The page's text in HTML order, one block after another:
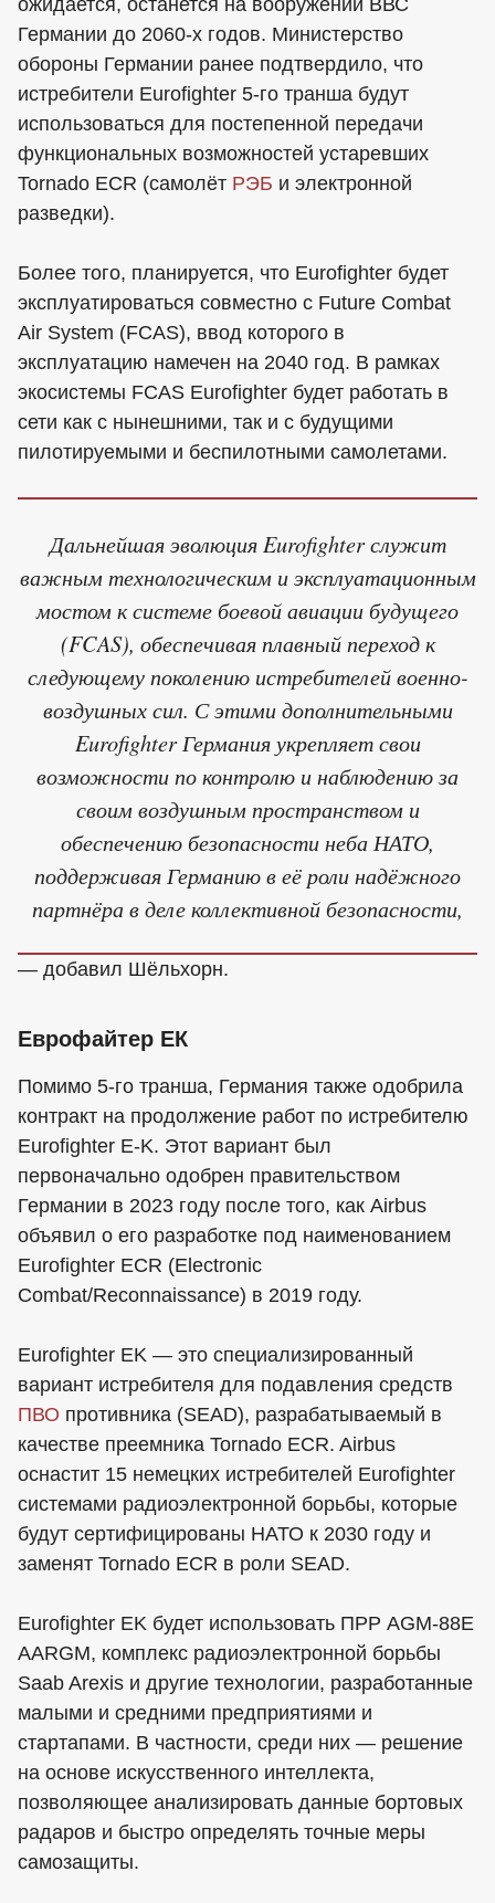
Германии до 2060-х годов. Министерство
обороны Германии ранее подтвердило, что
истребители Eurofighter 5-го транша будут
использоваться для постепенной передачи
функциональных возможностей устаревших
Tornado ECR (самолёт РЭБ и электронной
разведки).
Более того, планируется, что Eurofighter будет
эксплуатироваться совместно с Future Combat
Air System (FCAS), ввод которого в
эксплуатацию намечен на 2040 год. В рамках
экосистемы FCAS Eurofighter будет работать в
сети как с нынешними, так и с будущими
пилотируемыми и беспилотными самолетами.
Дальнейшая эволюция Eurofighter служит
важным технологическим и эксплуатационным
мостом к системе боевой авиации будущего
(FCAS), обеспечивая плавный переход к
следующему поколению истребителей военно-
воздушных сил. С этими дополнительными
Eurofighter Германия укрепляет свои
возможности по контролю и наблюдению за
своим воздушным пространством и
обеспечению безопасности неба НАТО,
поддерживая Германию в её роли надёжного
партнёра в деле коллективной безопасности,
— добавил Шёльхорн.
Еврофайтер ЕК
Помимо 5-го транша, Германия также одобрила
контракт на продолжение работ по истребителю
Eurofighter E-K. Этот вариант был
первоначально одобрен правительством
Германии в 2023 году после того, как Airbus
объявил о его разработке под наименованием
Eurofighter ECR (Electronic
Combat/Reconnaissance) в 2019 году.
Eurofighter EK — это специализированный
вариант истребителя для подавления средств
ПВО противника (SEAD), разрабатываемый в
качестве преемника Tornado ECR. Airbus
оснастит 15 немецких истребителей Eurofighter
системами радиоэлектронной борьбы, которые
будут сертифицированы НАТО к 2030 году и
заменят Tornado ECR в роли SEAD.
Eurofighter EK будет использовать ПРР AGM-88E
AARGM, комплекс радиоэлектронной борьбы
Saab Arexis и другие технологии, разработанные
малыми и средними предприятиями и
стартапами. В частности, среди них — решение
на основе искусственного интеллекта,
позволяющее анализировать данные бортовых
радаров и быстро определять точные меры
самозащиты.